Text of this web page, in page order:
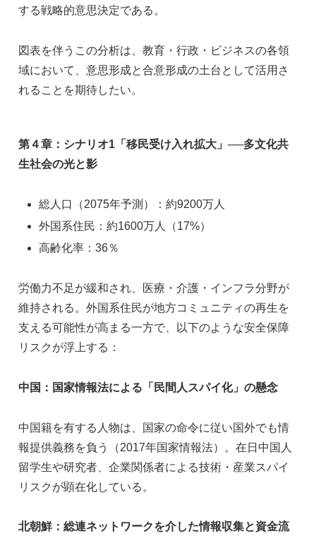
する戦略的意思決定である。
図表を伴うこの分析は、教育・行政・ビジネスの各領
域において、意思形成と合意形成の土台として活用さ
れることを期待したい。
第４章：シナリオ1「移民受け入れ拡大」──多文化共
生社会の光と影
総人口（2075年予測）：約9200万人
外国系住民：約1600万人（17%）
高齢化率：36％
労働力不足が緩和され、医療・介護・インフラ分野が
維持される。外国系住民が地方コミュニティの再生を
支える可能性が高まる一方で、以下のような安全保障
リスクが浮上する：
中国：国家情報法による「民間人スパイ化」の懸念
中国籍を有する人物は、国家の命令に従い国外でも情
報提供義務を負う（2017年国家情報法）。在日中国人
留学生や研究者、企業関係者による技術・産業スパイ
リスクが顕在化している。
北朝鮮：総連ネットワークを介した情報収集と資金流